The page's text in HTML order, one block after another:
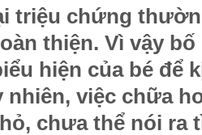
triệu chứng
thiện. Vì vậy
hiện của bé để
nhiên, việc chữa
chưa thể nói ra